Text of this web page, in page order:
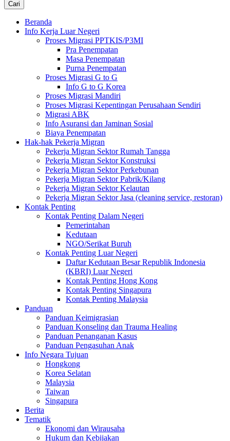
Beranda
Info Kerja Luar Negeri
Proses Migrasi PPTKIS/P3MI
Pra Penempatan
Masa Penempatan
Purna Penempatan
Proses Migrasi G to G
Info G to G Korea
Proses Migrasi Mandiri
Proses Migrasi Kepentingan Perusahaan Sendiri
Migrasi ABK
Info Asuransi dan Jaminan Sosial
Biaya Penempatan
Hak-hak Pekerja Migran
Pekerja Migran Sektor Rumah Tangga
Pekerja Migran Sektor Konstruksi
Pekerja Migran Sektor Perkebunan
Pekerja Migran Sektor Pabrik/Kilang
Pekerja Migran Sektor Kelautan
Pekerja Migran Sektor Jasa (cleaning service, restoran)
Kontak Penting
Kontak Penting Dalam Negeri
Pemerintahan
Kedutaan
NGO/Serikat Buruh
Kontak Penting Luar Negeri
Daftar Kedutaan Besar Republik Indonesia
(KBRI) Luar Negeri
Kontak Penting Hong Kong
Kontak Penting Singapura
Kontak Penting Malaysia
Panduan
Panduan Keimigrasian
Panduan Konseling dan Trauma Healing
Panduan Penanganan Kasus
Panduan Pengasuhan Anak
Info Negara Tujuan
Hongkong
Korea Selatan
Malaysia
Taiwan
Singapura
Berita
Tematik
Ekonomi dan Wirausaha
Hukum dan Kebijakan